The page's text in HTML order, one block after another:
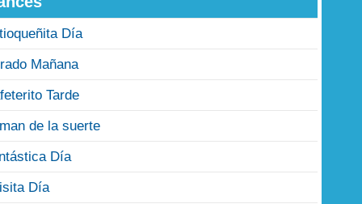
Día
Mañana
Tarde
de la suerte
Día
Día